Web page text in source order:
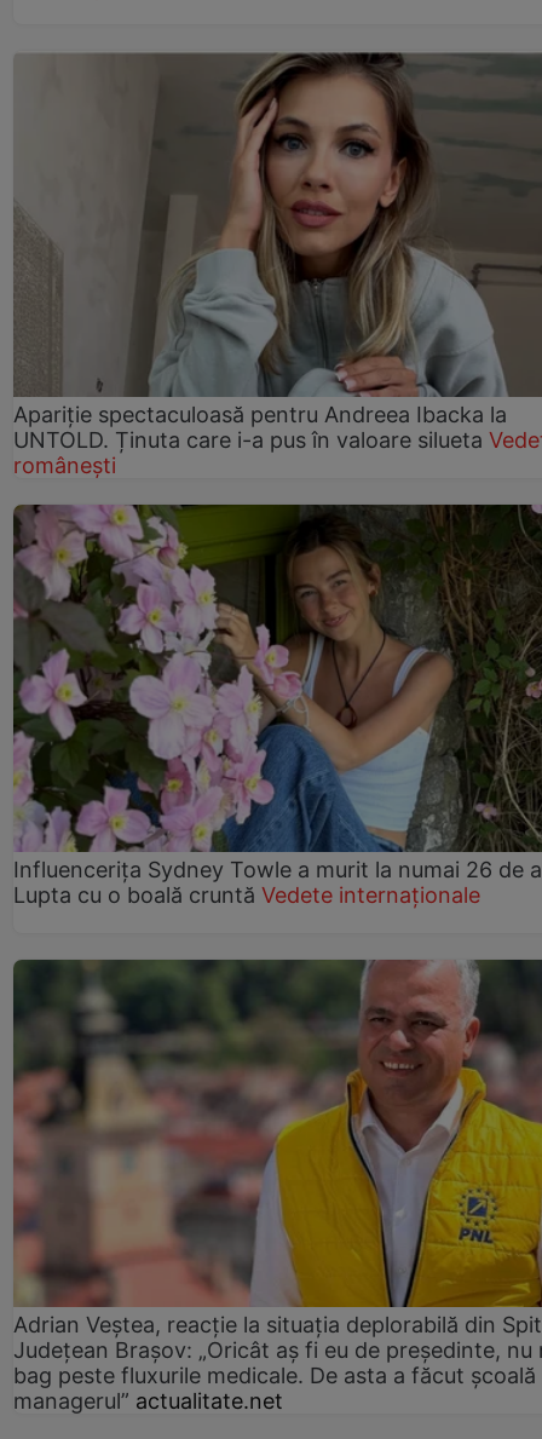
Apariție spectaculoasă pentru Andreea Ibacka la
UNTOLD. Ținuta care i-a pus în valoare silueta
românești
Influencerița Sydney Towle a murit la numai 26 de
Lupta cu o boală cruntă Vedete internaționale
Adrian Veștea, reacție la situația deplorabilă din
Județean Brașov: „Oricât aș fi eu de președinte, nu
bag peste fluxurile medicale. De asta a făcut școală
managerul” actualitate.net